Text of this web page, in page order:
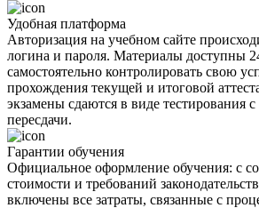
Удобная платформа
Авторизация на учебном сайте
логина и пароля. Материалы доступны
самостоятельно контролировать свою
прохождения текущей и итоговой
экзамены сдаются в виде тестирования
пересдачи.
Гарантии обучения
Официальное оформление обучения: с
стоимости и требований
включены все затраты, связанные с